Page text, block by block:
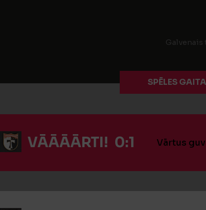
Galvenais
SPĒLES GAITA
VĀĀĀĀRTI! 0:1 Vārtus